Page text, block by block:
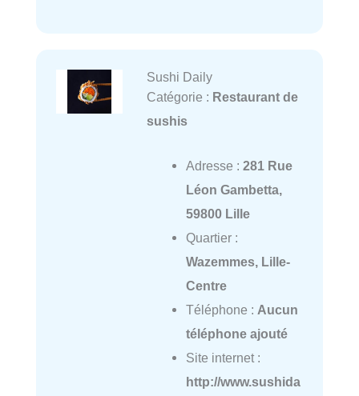
Sushi Daily
Catégorie : Restaurant de
sushis
Adresse : 281 Rue
Léon Gambetta,
59800 Lille
Quartier :
Wazemmes, Lille-
Centre
Téléphone : Aucun
téléphone ajouté
Site internet :
http://www.sushida